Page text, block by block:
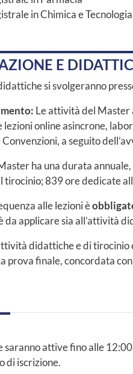
in Chimica e
E
si svolgeranno
Le attività del Master
online asincrone,
a seguito
ha una durata
tirocinio; 839 ore dedicate
alle lezioni è
da applicare sia all’attività
didattiche e di tirocinio
prova finale, concordata
saranno attive fino alle
di iscrizione.